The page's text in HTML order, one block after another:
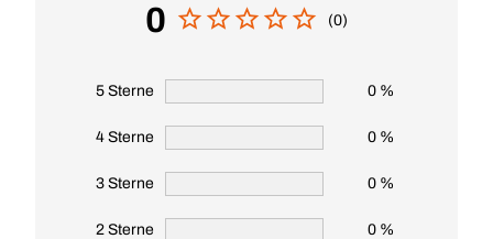
0 (0)
5 Sterne 0 %
4 Sterne 0 %
3 Sterne 0 %
2 Sterne 0 %